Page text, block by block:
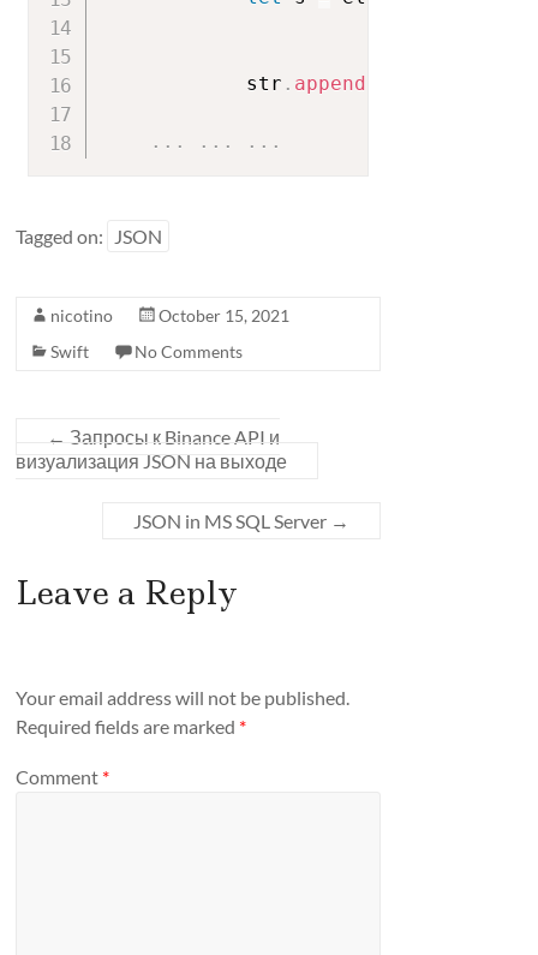
            str
. append
. . . . . . . . .
Tagged on: JSON
nicotino
October 15, 2021
Swift
No Comments
← Запросы к Binance API и
визуализация JSON на выходе
JSON in MS SQL Server →
Leave a Reply
Your email address will not be published.
Required fields are marked *
Comment *